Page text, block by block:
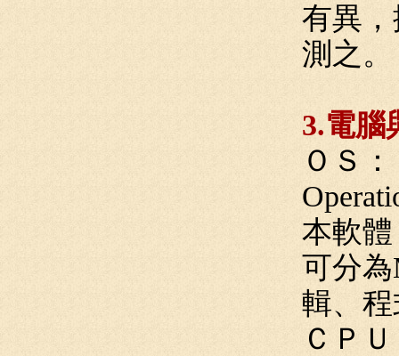
有異
測之。
3.電腦
ＯＳ：
本軟
可分
輯、
ＣＰ